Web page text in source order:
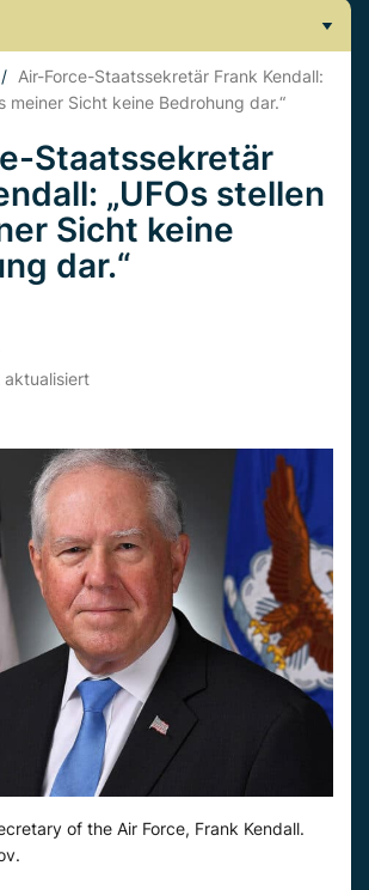
/ Air-Force-Staatssekretär Frank Kendall:
meiner Sicht keine Bedrohung dar.“
Staatssekretär
„UFOs stellen
Sicht keine
dar.“
of the Air Force, Frank Kendall.